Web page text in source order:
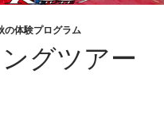
の体験プログラム
グツアー